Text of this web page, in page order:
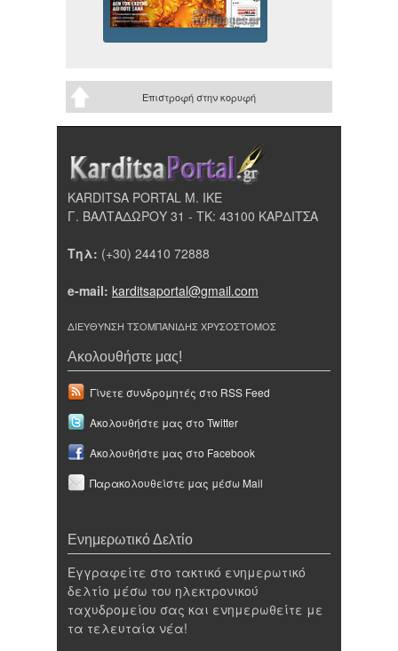
Επιστροφή στην κορυφή
KARDITSA PORTAL Μ. ΙΚΕ
Γ. ΒΑΛΤΑΔΩΡΟΥ 31 - ΤΚ: 43100 ΚΑΡΔΙΤΣΑ
Τηλ: (+30) 24410 72888
e-mail: karditsaportal@gmail.com
ΔΙΕΥΘΥΝΣΗ ΤΣΟΜΠΑΝΙΔΗΣ ΧΡΥΣΟΣΤΟΜΟΣ
Ακολουθήστε μας!
Γίνετε συνδρομητές στο RSS Feed
Ακολουθήστε μας στο Twitter
Ακολουθήστε μας στο Facebook
Παρακολουθείστε μας μέσω Mail
Ενημερωτικό Δελτίο
Εγγραφείτε στο τακτικό ενημερωτικό
δελτίο μέσω του ηλεκτρονικού
ταχυδρομείου σας και ενημερωθείτε με
τα τελευταία νέα!